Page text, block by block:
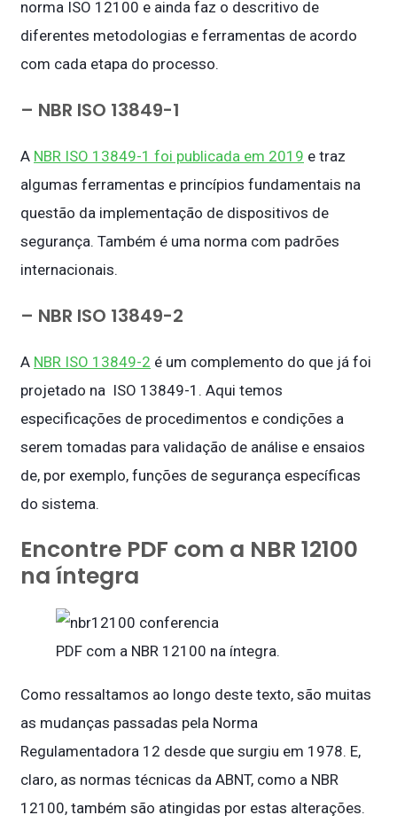
norma ISO 12100 e ainda faz o descritivo de
diferentes metodologias e ferramentas de acordo
com cada etapa do processo.
– NBR ISO 13849-1
A NBR ISO 13849-1 foi publicada em 2019 e traz
algumas ferramentas e princípios fundamentais na
questão da implementação de dispositivos de
segurança. Também é uma norma com padrões
internacionais.
– NBR ISO 13849-2
A NBR ISO 13849-2 é um complemento do que já foi
projetado na ISO 13849-1. Aqui temos
especificações de procedimentos e condições a
serem tomadas para validação de análise e ensaios
de, por exemplo, funções de segurança específicas
do sistema.
Encontre PDF com a NBR 12100
na íntegra
PDF com a NBR 12100 na íntegra.
Como ressaltamos ao longo deste texto, são muitas
as mudanças passadas pela Norma
Regulamentadora 12 desde que surgiu em 1978. E,
claro, as normas técnicas da ABNT, como a NBR
12100, também são atingidas por estas alterações.